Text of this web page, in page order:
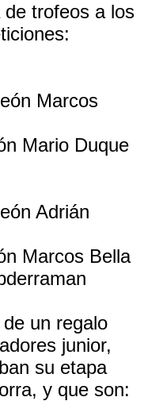
de trofeos a los
Marcos
Mario Duque
Adrián
Marcos Bella
un regalo
junior,
su etapa
y que son: